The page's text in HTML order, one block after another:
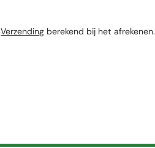
Verzending berekend bij het afrekenen.